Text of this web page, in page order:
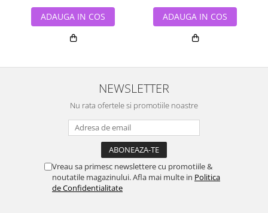
ADAUGA IN COS ADAUGA IN COS
NEWSLETTER
Nu rata ofertele si promotiile noastre
Vreau sa primesc newslettere cu promotiile &
noutatile magazinului. Afla mai multe in Politica
de Confidentialitate